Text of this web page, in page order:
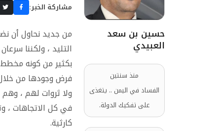
حسين بن سعد
العبيدي
منذ سنتين
الفساد في اليمن .. يتغذى
على تفكيك الدولة.
مشاركة الخبر:
من جديد نحاول أن
التليد ، ولكننا
بكثير من كونه مخطط
فرض وجودها من
ولا ثروات لهم ،
في كل الاتجاهات ،
كارثية.